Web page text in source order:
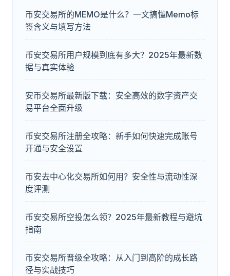
币安交易所的MEMO是什么？一文搞懂Memo标
签含义与填写方法
币安交易所用户规模到底有多大？2025年最新数
据与真实体验
安币交易所最新版下载：安全高效的数字资产交
易平台全面升级
币安交易所注册全攻略：新手如何快速完成账号
开通与安全设置
币安去中心化交易所如何用？安全性与流动性深
度评测
币安交易所空投怎么领？2025年最新教程与避坑
指南
币安交易所晋级全攻略：从入门到高阶的成长路
径与实战技巧